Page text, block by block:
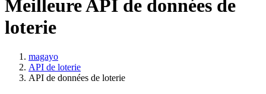
Meilleure API de données de
loterie
magayo
API de loterie
API de données de loterie